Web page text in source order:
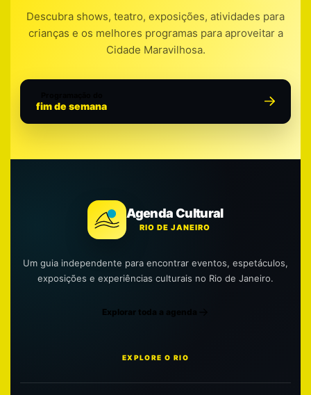
Descubra shows, teatro, exposições, atividades para
crianças e os melhores programas para aproveitar a
Cidade Maravilhosa.
fim de semana
Agenda Cultural
RIO DE JANEIRO
Um guia independente para encontrar eventos, espetáculos,
exposições e experiências culturais no Rio de Janeiro.
Explorar toda a agenda
EXPLORE O RIO